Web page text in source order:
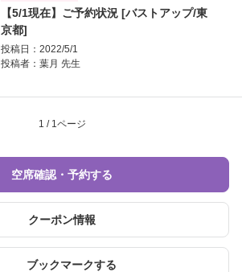
【5/1現在】ご予約状況 [バストアップ/東
京都]
投稿日：2022/5/1
投稿者： 葉月 先生
1 / 1ページ
空席確認・予約する
クーポン情報
ブックマークする